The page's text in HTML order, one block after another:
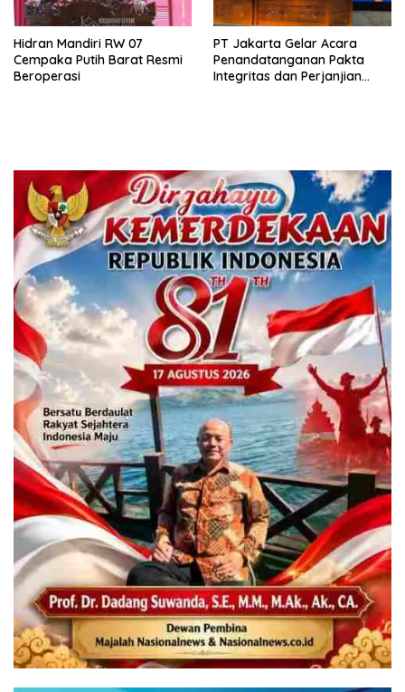
Hidran Mandiri RW 07
Cempaka Putih Barat Resmi
Beroperasi
PT Jakarta Gelar Acara
Penandatanganan Pakta
Integritas dan Perjanjian